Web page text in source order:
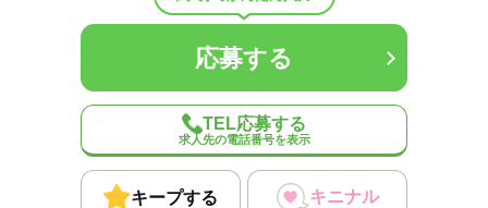
応募する
TEL応募する
求人先の電話番号を表示
キープする キニナル